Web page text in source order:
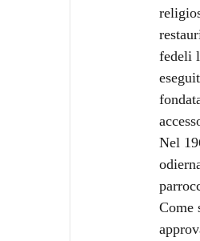
fedeli
Nel
Come